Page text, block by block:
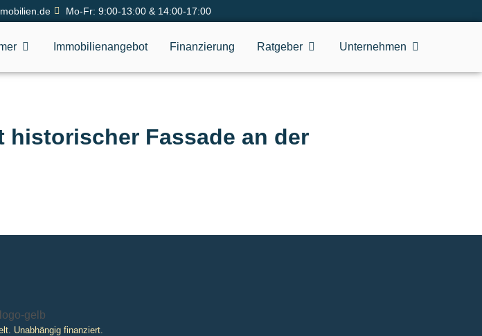
Mo-Fr: 9:00-13:00 & 14:00-17:00
Immobilienangebot Finanzierung Ratgeber Unternehmen
historischer Fassade an der
Unabhängig finanziert.